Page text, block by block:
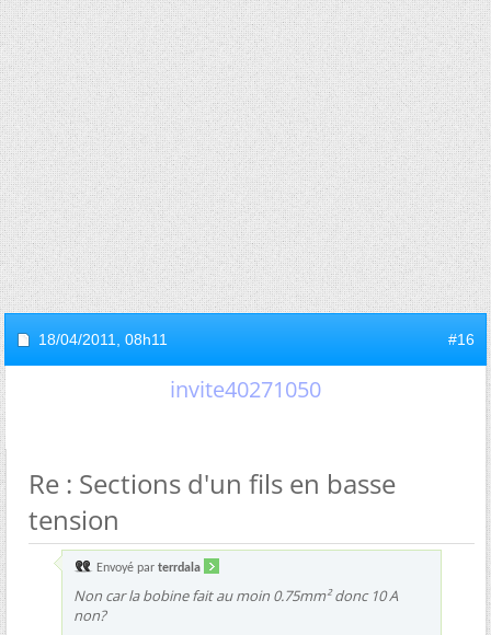
18/04/2011, 08h11 #16
invite40271050
Re : Sections d'un fils en basse
tension
Envoyé par terrdala
Non car la bobine fait au moin 0.75mm² donc 10 A
non?